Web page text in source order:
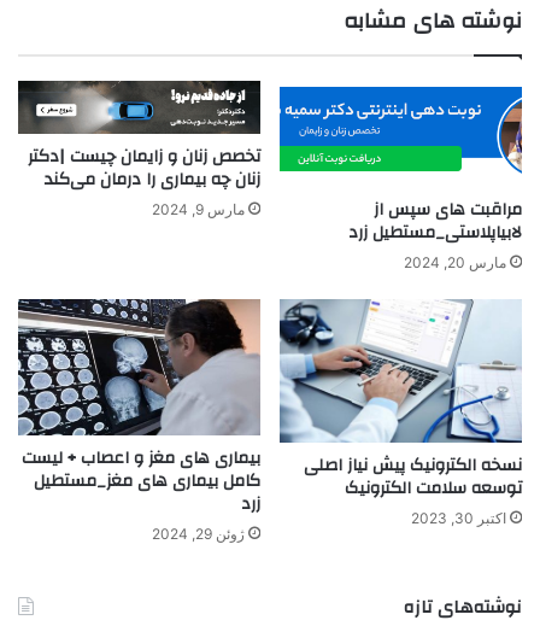
نوشته های مشابه
مراقبت های سپس از
لابیاپلاستی_مستطیل زرد
مارس 20, 2024
تخصص زنان و زایمان چیست |دکتر
زنان چه بیماری را درمان می‌کند
مارس 9, 2024
نسخه الکترونیک پیش نیاز اصلی
توسعه سلامت الکترونیک
اکتبر 30, 2023
بیماری های مغز و اعصاب + لیست
کامل بیماری های مغز_مستطیل
زرد
ژوئن 29, 2024
نوشته‌های تازه